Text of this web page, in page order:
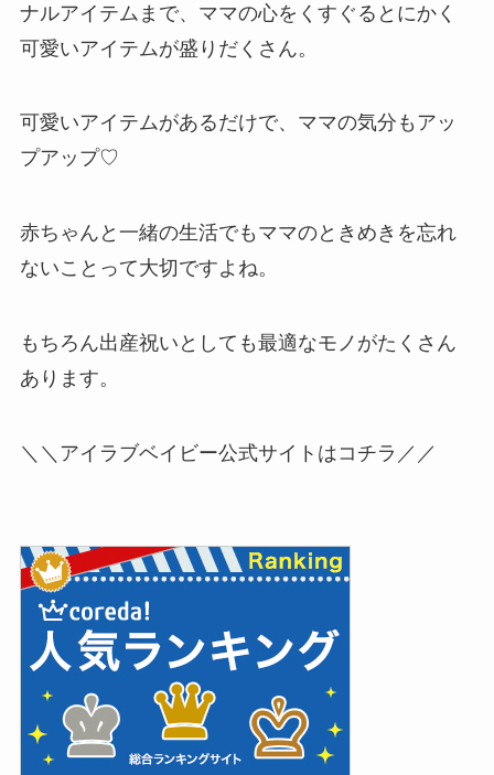
ナルアイテムまで、ママの心をくすぐるとにかく
可愛いアイテムが盛りだくさん。
可愛いアイテムがあるだけで、ママの気分もアッ
プアップ♡
赤ちゃんと一緒の生活でもママのときめきを忘れ
ないことって大切ですよね。
もちろん出産祝いとしても最適なモノがたくさん
あります。
＼＼アイラブベイビー公式サイトはコチラ／／